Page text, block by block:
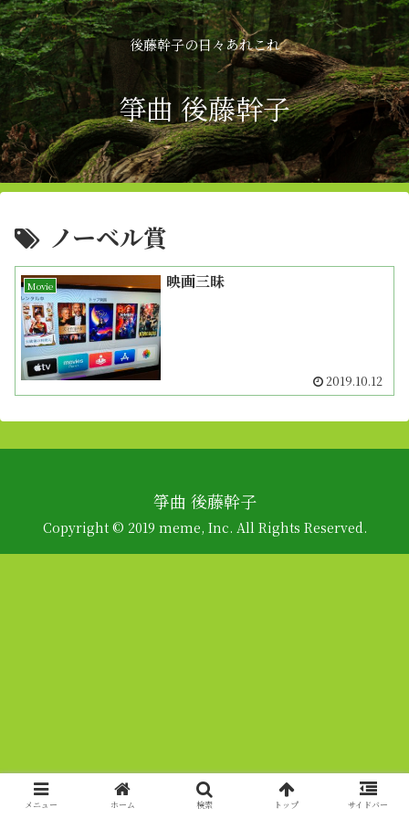
後藤幹子の日々あれこれ
箏曲 後藤幹子
ノーベル賞
Movie 映画三昧
2019.10.12
箏曲 後藤幹子
Copyright © 2019 meme, Inc. All Rights Reserved.
メニュー ホーム 検索 トップ サイドバー